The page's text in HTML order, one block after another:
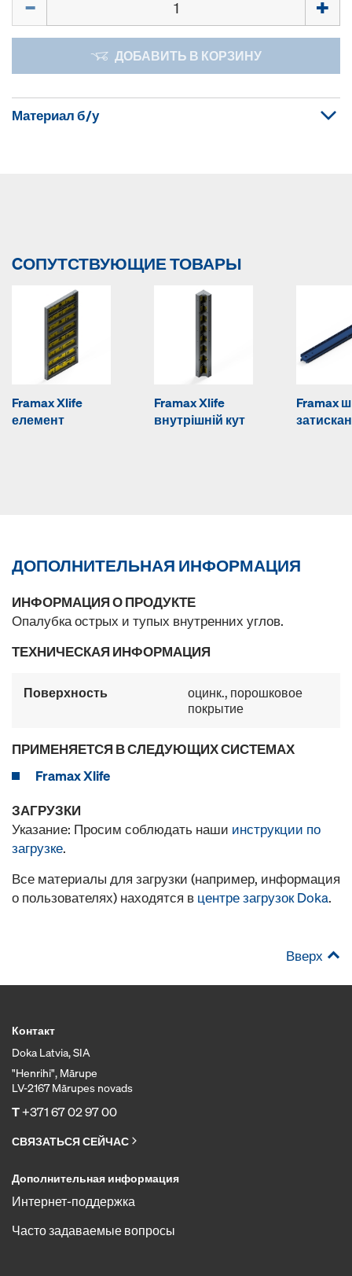
ДОБАВИТЬ В КОРЗИНУ
Материал б/у
CОПУТСТВУЮЩИЕ ТОВАРЫ
Framax Xlife
елемент
Framax Xlife
внутрішній кут
Framax
ДОПОЛНИТЕЛЬНАЯ ИНФОРМАЦИЯ
ИНФОРМАЦИЯ О ПРОДУКТЕ
Опалубка острых и тупых внутренних углов.
ТЕХНИЧЕСКАЯ ИНФОРМАЦИЯ
Поверхность
оцинк., порошковое
покрытие
ПРИМЕНЯЕТСЯ В СЛЕДУЮЩИХ СИСТЕМАХ
Framax Xlife
ЗАГРУЗКИ
Указание: Просим соблюдать наши инструкции по
загрузке.
Все материалы для загрузки (например, информация
о пользователях) находятся в центре загрузок Doka.
Вверх
Контакт
Doka Latvia, SIA
"Henrihi", Mārupe
LV-2167 Mārupes novads
T+371 67 02 97 00
СВЯЗАТЬСЯ СЕЙЧАС
Дополнительная информация
Интернет-поддержка
Часто задаваемые вопросы